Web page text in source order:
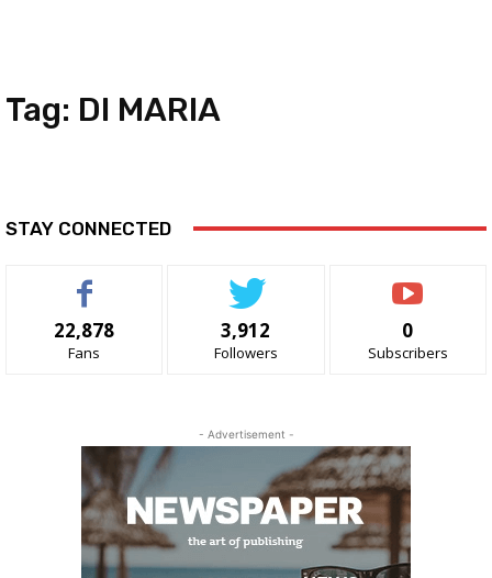
Tag: DI MARIA
STAY CONNECTED
22,878
Fans
3,912
Followers
0
Subscribers
- Advertisement -